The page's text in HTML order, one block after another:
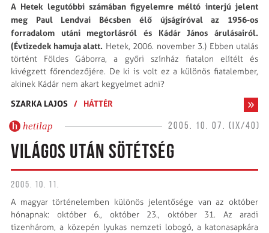
A Hetek legutóbbi számában figyelemre méltó interjú jelent
meg Paul Lendvai Bécsben élő újságíróval az 1956-os
forradalom utáni megtorlásról és Kádár János árulásairól.
(Évtizedek hamuja alatt. Hetek, 2006. november 3.) Ebben utalás
történt Földes Gáborra, a győri színház fiatalon elítélt és
kivégzett főrendezőjére. De ki is volt ez a különös fiatalember,
akinek Kádár nem akart kegyelmet adni?
SZARKA LAJOS / HÁTTÉR
hetilap 2005. 10. 07. (IX/40)
VILÁGOS UTÁN SÖTÉTSÉG
2005. 10. 11.
A magyar történelemben különös jelentősége van az október
hónapnak: október 6., október 23., október 31. Az aradi
tizenhárom, a közepén lyukas nemzeti lobogó, a katonasapkára